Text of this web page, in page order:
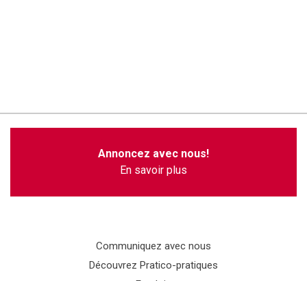
Annoncez avec nous!
En savoir plus
Communiquez avec nous
Découvrez Pratico-pratiques